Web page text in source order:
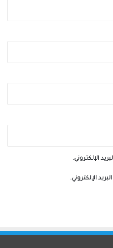
الإلكتروني.
الإلكتروني.